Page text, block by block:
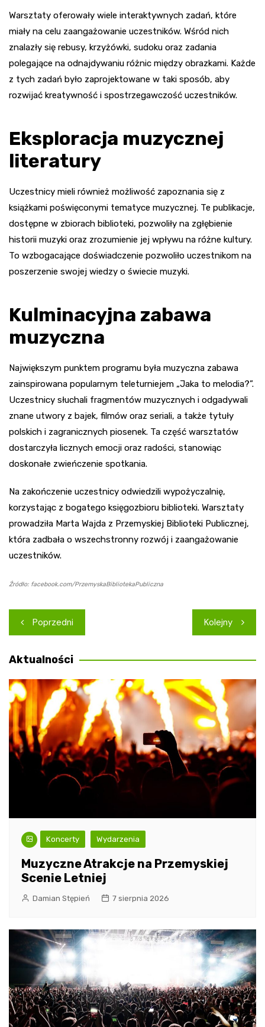
Warsztaty oferowały wiele interaktywnych zadań, które
miały na celu zaangażowanie uczestników. Wśród nich
znalazły się rebusy, krzyżówki, sudoku oraz zadania
polegające na odnajdywaniu różnic między obrazkami. Każde
z tych zadań było zaprojektowane w taki sposób, aby
rozwijać kreatywność i spostrzegawczość uczestników.
Eksploracja muzycznej
literatury
Uczestnicy mieli również możliwość zapoznania się z
książkami poświęconymi tematyce muzycznej. Te publikacje,
dostępne w zbiorach biblioteki, pozwoliły na zgłębienie
historii muzyki oraz zrozumienie jej wpływu na różne kultury.
To wzbogacające doświadczenie pozwoliło uczestnikom na
poszerzenie swojej wiedzy o świecie muzyki.
Kulminacyjna zabawa
muzyczna
Największym punktem programu była muzyczna zabawa
zainspirowana popularnym teleturniejem „Jaka to melodia?”.
Uczestnicy słuchali fragmentów muzycznych i odgadywali
znane utwory z bajek, filmów oraz seriali, a także tytuły
polskich i zagranicznych piosenek. Ta część warsztatów
dostarczyła licznych emocji oraz radości, stanowiąc
doskonałe zwieńczenie spotkania.
Na zakończenie uczestnicy odwiedzili wypożyczalnię,
korzystając z bogatego księgozbioru biblioteki. Warsztaty
prowadziła Marta Wajda z Przemyskiej Biblioteki Publicznej,
która zadbała o wszechstronny rozwój i zaangażowanie
uczestników.
Źródło: facebook.com/PrzemyskaBibliotekaPubliczna
Nawigacja
wpisu
Poprzedni Kolejny
Aktualności
Koncerty Wydarzenia
Muzyczne Atrakcje na Przemyskiej
Scenie Letniej
Damian Stępień 7 sierpnia 2026